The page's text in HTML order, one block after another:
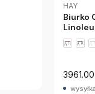
HAY
Biurko
3961.00